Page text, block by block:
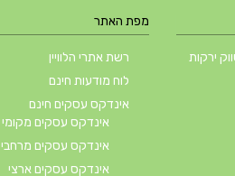
מפת האתר
רשת אתרי הלוויין
לוח מודעות חינם
אינדקס עסקים חינם
אינדקס עסקים מקומי
אינדקס עסקים מרחבי
אינדקס עסקים ארצי
ירקות